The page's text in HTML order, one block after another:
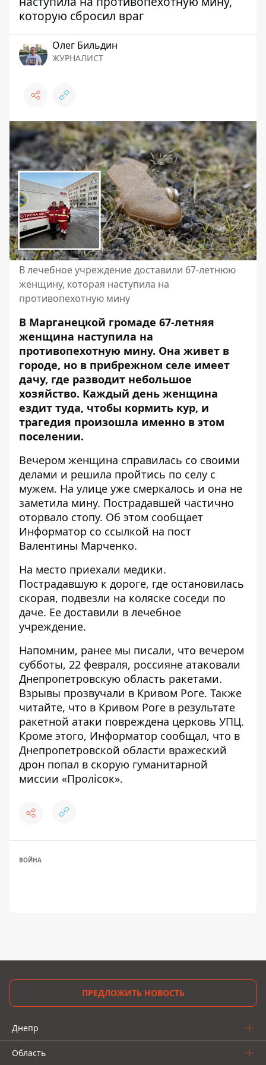
которую сбросил враг
Олег Бильдин
ЖУРНАЛИСТ
В лечебное учреждение доставили 67-летнюю
женщину, которая наступила на
противопехотную мину
В Марганецкой громаде 67-летняя
женщина наступила на
противопехотную мину. Она живет в
городе, но в прибрежном селе имеет
дачу, где разводит небольшое
хозяйство. Каждый день женщина
ездит туда, чтобы кормить кур, и
трагедия произошла именно в этом
поселении.
Вечером женщина справилась со своими
делами и решила пройтись по селу с
мужем. На улице уже смеркалось и она не
заметила мину. Пострадавшей частично
оторвало стопу. Об этом сообщает
Информатор со ссылкой на пост
Валентины Марченко.
На место приехали медики.
Пострадавшую к дороге, где остановилась
скорая, подвезли на коляске соседи по
даче. Ее доставили в лечебное
учреждение.
Напомним, ранее мы писали, что вечером
субботы, 22 февраля, россияне атаковали
Днепропетровскую область ракетами.
Взрывы прозвучали в Кривом Роге. Также
читайте, что в Кривом Роге в результате
ракетной атаки повреждена церковь УПЦ.
Кроме этого, Информатор сообщал, что в
Днепропетровской области вражеский
дрон попал в скорую гуманитарной
миссии «Пролісок».
ВОЙНА
ПРЕДЛОЖИТЬ НОВОСТЬ
Днепр
Область